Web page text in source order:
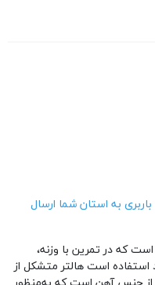
از طریق باربری به استان شما ارسال
که در تمرین با وزنه،
استفاده است هالتر متشکل از